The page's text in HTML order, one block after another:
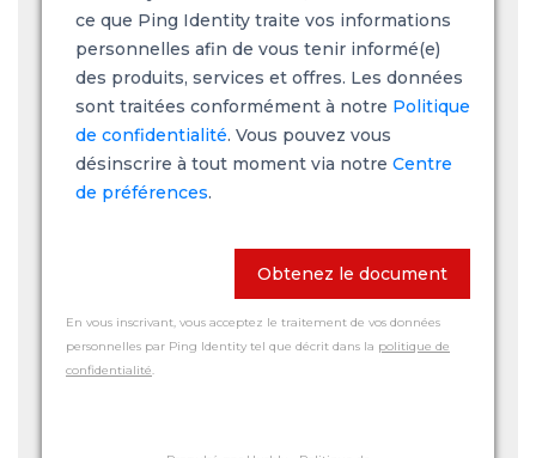
ce que Ping Identity traite vos informations
personnelles afin de vous tenir informé(e)
des produits, services et offres. Les données
sont traitées conformément à notre Politique
de confidentialité. Vous pouvez vous
désinscrire à tout moment via notre Centre
de préférences.
Obtenez le document
En vous inscrivant, vous acceptez le traitement de vos données
personnelles par Ping Identity tel que décrit dans la politique de
confidentialité.